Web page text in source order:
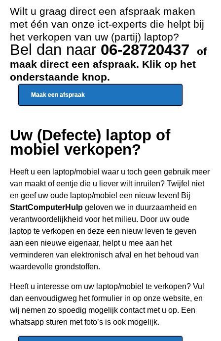
Wilt u graag direct een afspraak maken
met één van onze ict-experts die helpt bij
het verkopen van uw (partij) laptop?
Bel dan naar 06-28720437
of
maak direct een afspraak. Klik op het
onderstaande knop.
Maak een afspraak
Uw (Defecte) laptop of
mobiel verkopen?
Heeft u een laptop/mobiel waar u toch geen gebruik meer
van maakt of eentje die u liever wilt inruilen? Twijfel niet
en geef uw oude laptop/mobiel een nieuw leven! Bij
StartComputerHulp geloven we in duurzaamheid en
verantwoordelijkheid voor het milieu. Door uw oude
laptop te verkopen en deze een nieuw leven te geven
aan een nieuwe eigenaar, helpt u mee aan het
verminderen van elektronisch afval en het behoud van
waardevolle grondstoffen.
Heeft u interesse om uw laptop/mobiel te verkopen? Vul
dan eenvoudigweg het formulier in op onze website, en
wij nemen zo spoedig mogelijk contact met u op. Een
whatsapp sturen met foto’s is ook mogelijk.